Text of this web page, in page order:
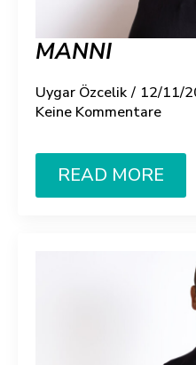
MANNI
Uygar Özcelik
12/11/
Keine Kommentare
READ MORE